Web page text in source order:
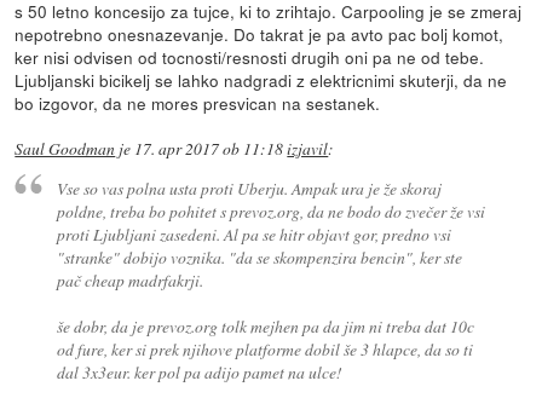
s 50 letno koncesijo za tujce, ki to zrihtajo. Carpooling je se zmeraj
nepotrebno onesnazevanje. Do takrat je pa avto pac bolj komot,
ker nisi odvisen od tocnosti/resnosti drugih oni pa ne od tebe.
Ljubljanski bicikelj se lahko nadgradi z elektricnimi skuterji, da ne
bo izgovor, da ne mores presvican na sestanek.
Saul Goodman je 17. apr 2017 ob 11:18izjavil:
Vse so vas polna usta proti Uberju. Ampak ura je že skoraj
poldne, treba bo pohitet s prevoz.org, da ne bodo do zvečer že vsi
proti Ljubljani zasedeni. Al pa se hitr objavt gor, predno vsi
"stranke" dobijo voznika. "da se skompenzira bencin", ker ste
pač cheap madrfakrji.
še dobr, da je prevoz.org tolk mejhen pa da jim ni treba dat 10c
od fure, ker si prek njihove platforme dobil še 3 hlapce, da so ti
dal 3x3eur. ker pol pa adijo pamet na ulce!